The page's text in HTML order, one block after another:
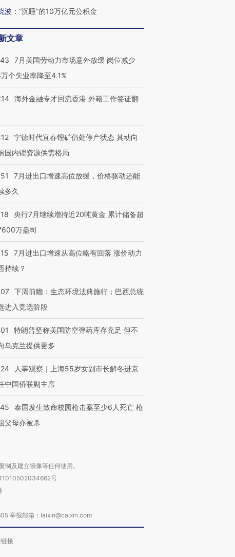
国走私7万
检体内含3种
度Z世代 用街头抗争将教
机”？难民潮撕裂西班牙
第四届链博
科技“链”接产
【特别呈现】寻找100种
CFO：不靠规模取胜，华
波 ： “沉睡”的10万亿元公积金
文章
7月美国劳动力市场意外放缓 岗位减少
个失业率降至4.1%
海外金融专才回流香港 外籍工作签证翻
宁德时代宜春锂矿仍处停产状态 其动向
国内锂资源供需格局
7月进出口增速高位放缓，价格驱动还能
多久
央行7月继续增持近20吨黄金 累计储备超
万盎司
7月进出口增速从高位略有回落 涨价动力
持续？
下周前瞻：生态环境法典施行；巴西总统
进入竞选阶段
特朗普坚称美国防空弹药库存充足 但不
乌克兰提供更多
人事观察｜上海55岁女副市长解冬进京
中国侨联副主席
泰国发生致命校园枪击案至少6人死亡 枪
父母亦被杀
及建立镜像等任何使用。
号
举报邮箱：laixin@caixin.com
接